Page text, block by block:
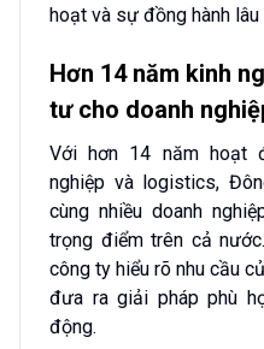
hoạt và sự đồng hành lâu
Hơn 14 năm kinh
tư cho doanh
Với hơn 14 năm hoạt
nghiệp và logistics,
cùng nhiều doanh
trọng điểm trên cả
công ty hiểu rõ nhu cầu
đưa ra giải pháp phù
động.